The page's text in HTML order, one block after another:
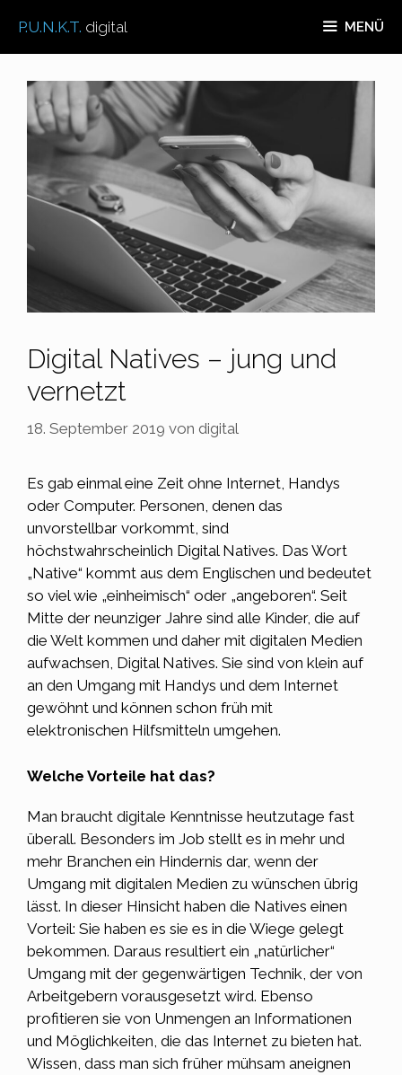
Inhalt
springen
P.U.N.K.T. digital MENÜ
Digital Natives – jung und
vernetzt
18. September 2019 von digital
Es gab einmal eine Zeit ohne Internet, Handys
oder Computer. Personen, denen das
unvorstellbar vorkommt, sind
höchstwahrscheinlich Digital Natives. Das Wort
„Native“ kommt aus dem Englischen und bedeutet
so viel wie „einheimisch“ oder „angeboren“. Seit
Mitte der neunziger Jahre sind alle Kinder, die auf
die Welt kommen und daher mit digitalen Medien
aufwachsen, Digital Natives. Sie sind von klein auf
an den Umgang mit Handys und dem Internet
gewöhnt und können schon früh mit
elektronischen Hilfsmitteln umgehen.
Welche Vorteile hat das?
Man braucht digitale Kenntnisse heutzutage fast
überall. Besonders im Job stellt es in mehr und
mehr Branchen ein Hindernis dar, wenn der
Umgang mit digitalen Medien zu wünschen übrig
lässt. In dieser Hinsicht haben die Natives einen
Vorteil: Sie haben es sie es in die Wiege gelegt
bekommen. Daraus resultiert ein „natürlicher“
Umgang mit der gegenwärtigen Technik, der von
Arbeitgebern vorausgesetzt wird. Ebenso
profitieren sie von Unmengen an Informationen
und Möglichkeiten, die das Internet zu bieten hat.
Wissen, dass man sich früher mühsam aneignen